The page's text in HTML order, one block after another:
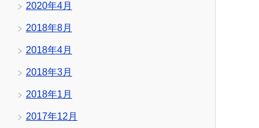
2020年4月
2018年8月
2018年4月
2018年3月
2018年1月
2017年12月